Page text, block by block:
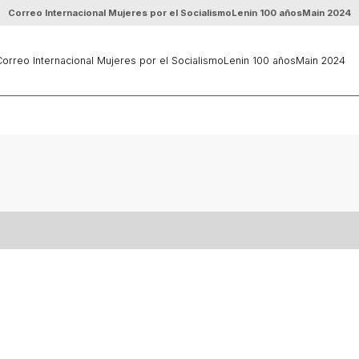
Correo Internacional Mujeres por el SocialismoLenin 100 añosMain 2024
Internacional Mujeres por el SocialismoLenin 100 añosMain 2024